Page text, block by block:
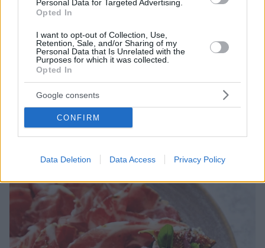
Personal Data for Targeted Advertising.
Opted In
I want to opt-out of Collection, Use,
Retention, Sale, and/or Sharing of my
Personal Data that Is Unrelated with the
Purposes for which it was collected.
Opted In
Google consents
CONFIRM
Data Deletion Data Access Privacy Policy
Φτιάχνουμε ζουμερές ντοµάτες «ακορντεόν» με
Φτιάχνουμε ζουµερές ντοµάτες στον φούρνο,
παραγεμισμένες με μοτσαρέλα και δίνουμε έναν
παιχνιδιάρικο τόνο στο τραπέζι.
28.06.2023, 08:00